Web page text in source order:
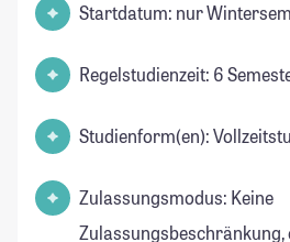
Startdatum: nur
Regelstudienzeit: 6
Studienform(en):
Zulassungsmodus: Keine
Zulassungsbeschränkung,